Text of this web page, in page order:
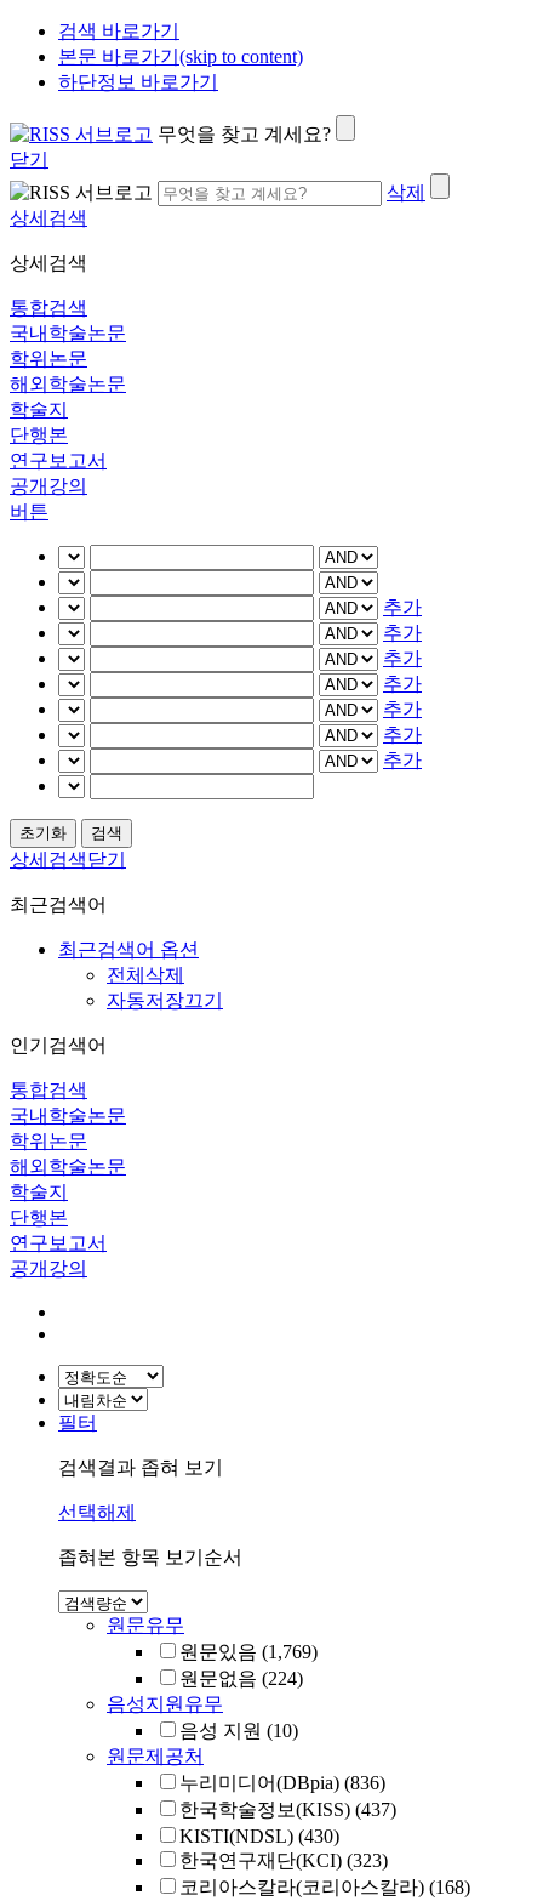
검색 바로가기
본문 바로가기(skip to content)
하단정보 바로가기
무엇을 찾고 계세요?
닫기
삭제
상세검색
상세검색
통합검색
국내학술논문
학위논문
해외학술논문
학술지
단행본
연구보고서
공개강의
버튼
추가
추가
추가
추가
추가
추가
추가
상세검색닫기
최근검색어
최근검색어 옵션
전체삭제
자동저장끄기
인기검색어
통합검색
국내학술논문
학위논문
해외학술논문
학술지
단행본
연구보고서
공개강의
필터
검색결과 좁혀 보기
선택해제
좁혀본 항목 보기순서
원문유무
원문있음 (1,769)
원문없음 (224)
음성지원유무
음성 지원 (10)
원문제공처
누리미디어(DBpia) (836)
한국학술정보(KISS) (437)
KISTI(NDSL) (430)
한국연구재단(KCI) (323)
코리아스칼라(코리아스칼라) (168)